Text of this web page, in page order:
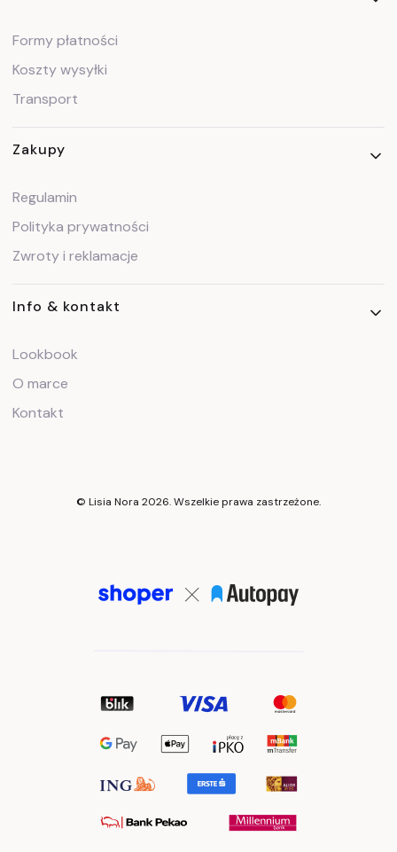
Formy płatności
Koszty wysyłki
Transport
Zakupy
Regulamin
Polityka prywatności
Zwroty i reklamacje
Info & kontakt
Lookbook
O marce
Kontakt
© Lisia Nora 2026. Wszelkie prawa zastrzeżone.